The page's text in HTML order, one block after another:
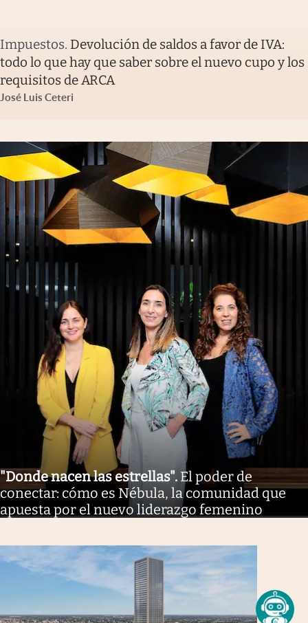
Impuestos. Devolución de saldos a favor de IVA:
todo lo que hay que saber sobre el nuevo cupo y los
requisitos de ARCA
José Luis Ceteri
"Donde nacen las estrellas". El poder de
conectar: cómo es Nébula, la comunidad que
apuesta por el nuevo liderazgo femenino